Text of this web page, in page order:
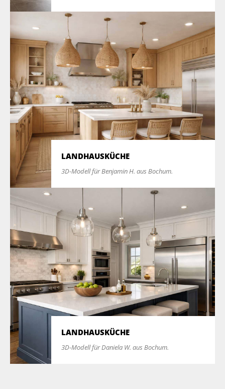
LANDHAUSKÜCHE
3D-Modell für Benjamin H. aus Bochum.
LANDHAUSKÜCHE
3D-Modell für Daniela W. aus Bochum.